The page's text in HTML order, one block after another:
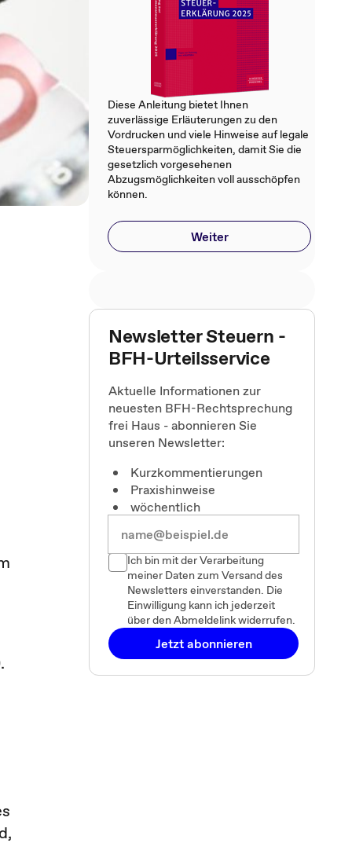
Diese Anleitung bietet Ihnen
zuverlässige Erläuterungen zu den
Vordrucken und viele Hinweise auf legale
Steuersparmöglichkeiten, damit Sie die
gesetzlich vorgesehenen
Abzugsmöglichkeiten voll ausschöpfen
können.
Weiter
Newsletter Steuern -
BFH-Urteilsservice
Aktuelle Informationen zur
neuesten BFH-Rechtsprechung
frei Haus - abonnieren Sie
unseren Newsletter:
Kurzkommentierungen
Praxishinweise
wöchentlich
Ich bin mit der Verarbeitung
meiner Daten zum Versand des
Newsletters einverstanden. Die
Einwilligung kann ich jederzeit
über den Abmeldelink widerrufen.
Jetzt abonnieren